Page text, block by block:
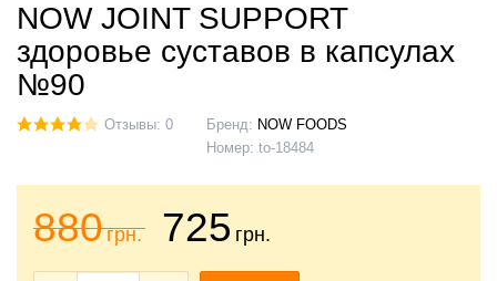
NOW JOINT SUPPORT
здоровье суставов в капсулах
№90
Отзывы: 0 Бренд: NOW FOODS
Номер: to-18484
880грн. 725 грн.